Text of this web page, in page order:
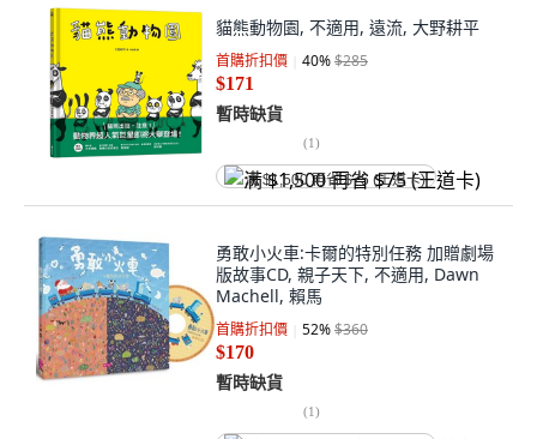
貓熊動物園, 不適用, 遠流, 大野耕平
首購折扣價 40%$285
$171
暫時缺貨
(1)
满 $1,500 再省 $75 (王道卡)
勇敢小火車:卡爾的特別任務 加贈劇場
版故事CD, 親子天下, 不適用, Dawn
Machell, 賴馬
首購折扣價 52%$360
$170
暫時缺貨
(1)